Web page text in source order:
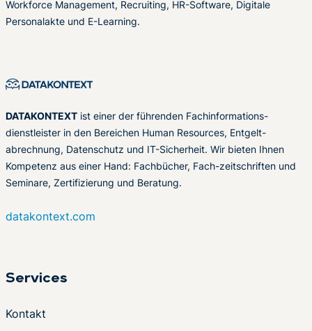
Workforce Management, Recruiting, HR-Software, Digitale
Personalakte und E-Learning.
DATAKONTEXT ist einer der führenden Fachinformations-
dienstleister in den Bereichen Human Resources, Entgelt-
abrechnung, Datenschutz und IT-Sicherheit. Wir bieten Ihnen
Kompetenz aus einer Hand: Fachbücher, Fach-zeitschriften und
Seminare, Zertifizierung und Beratung.
datakontext.com
Services
Kontakt